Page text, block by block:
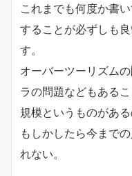
これまでも何度か書
することが必ずしも
す。
オーバーツーリズム
ラの問題などもある
規模というものがあ
もしかしたら今まで
れない。